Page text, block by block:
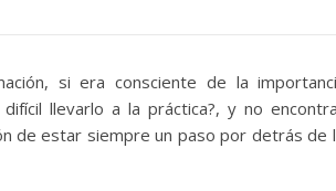
si era consciente de la
llevarlo a la práctica?, y no
de estar siempre un paso por detrás de